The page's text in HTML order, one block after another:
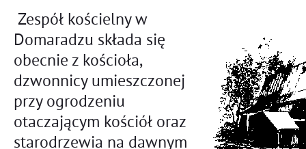
Zespół kościelny w
Domaradzu składa się
obecnie z kościoła,
dzwonnicy umieszczonej
przy ogrodzeniu
otaczającym kościół oraz
starodrzewia na dawnym